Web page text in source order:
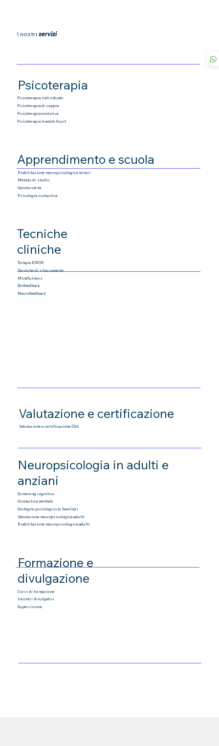
I nostriservizi
Psicoterapia
Psicoterapia individuale
Psicoterapia di coppia
Psicoterapia evolutiva
Psicoterapia tramite Asuit
Apprendimento e scuola
Riabilitazione neuropsicologica minori
Metodo di studio
Genitorialità
Psicologia scolastica
Tecniche
cliniche
Terapia EMDR
Tecniche di rilassamento
Mindfulness
Biofeedback
Neurofeedback
Valutazione e certificazione
Valutazione e certificazione DSA
Neuropsicologia in adulti e
anziani
Screening cognitivo
Ginnastica mentale
Sostegno psicologico ai familiari
Valutazione neuropsicologica adulti
Riabilitazione neuropsicologica adulti
Formazione e
divulgazione
Corsi di formazione
Incontri divulgativi
Supervisione